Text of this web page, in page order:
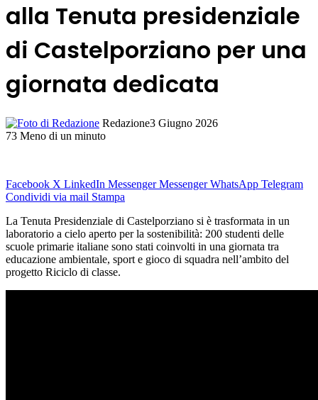
alla Tenuta presidenziale
di Castelporziano per una
giornata dedicata
Redazione3 Giugno 2026
73 Meno di un minuto
Facebook X LinkedIn Messenger Messenger WhatsApp Telegram
Condividi via mail Stampa
La Tenuta Presidenziale di Castelporziano si è trasformata in un
laboratorio a cielo aperto per la sostenibilità: 200 studenti delle
scuole primarie italiane sono stati coinvolti in una giornata tra
educazione ambientale, sport e gioco di squadra nell’ambito del
progetto Riciclo di classe.